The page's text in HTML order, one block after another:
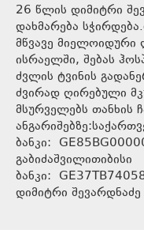
26 წლის დიმიტრი
დახმარება
მწვავე მიელოიდური
ისრაელში, შებას
ძვლის ტვინის
ძვირად ღირებული
მსურველებს თანხის
ბანკი:
გაბიძაშვილითიბისი
ბანკი:
დიმიტრი შევარდნაძე